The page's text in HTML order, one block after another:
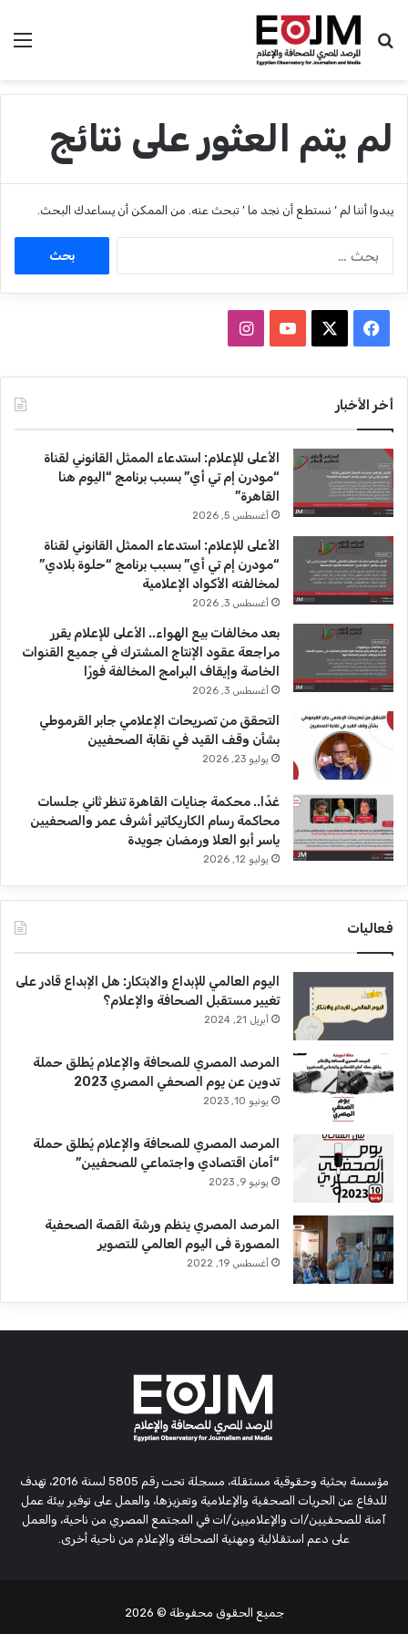
بحث عن
لم يتم العثور على نتائج
يبدوا أننا لم ’ نستطع أن نجد ما ’ تبحث عنه. من الممكن أن يساعدك البحث.
:
س
و
ك
T
u
b
e
ق
ا
م
أخر الأخبار
الأعلى للإعلام: استدعاء الممثل القانوني لقناة
“مودرن إم تي أي” بسبب برنامج “اليوم هنا
القاهرة”
أغسطس 5, 2026
الأعلى للإعلام: استدعاء الممثل القانوني لقناة
“مودرن إم تي أي” بسبب برنامج “حلوة بلادي”
لمخالفته الأكواد الإعلامية
أغسطس 3, 2026
بعد مخالفات بيع الهواء.. الأعلى للإعلام يقرر
مراجعة عقود الإنتاج المشترك في جميع القنوات
الخاصة وإيقاف البرامج المخالفة فورًا
أغسطس 3, 2026
التحقق من تصريحات الإعلامي جابر القرموطي
بشأن وقف القيد في نقابة الصحفيين
يوليو 23, 2026
غدًا.. محكمة جنايات القاهرة تنظر ثاني جلسات
محاكمة رسام الكاريكاتير أشرف عمر والصحفيين
ياسر أبو العلا ورمضان جويدة
يوليو 12, 2026
فعاليات
اليوم العالمي للإبداع والابتكار: هل الإبداع قادر على
تغيير مستقبل الصحافة والإعلام؟
أبريل 21, 2024
المرصد المصري للصحافة والإعلام يُطلق حملة
تدوين عن يوم الصحفي المصري 2023
يونيو 10, 2023
المرصد المصري للصحافة والإعلام يُطلق حملة
“أمان اقتصادي واجتماعي للصحفيين”
يونيو 9, 2023
المرصد المصري ينظم ورشة القصة الصحفية
المصورة فى اليوم العالمي للتصوير
أغسطس 19, 2022
مؤسسة بحثية وحقوقية مستقلة، مسجلة تحت رقم 5805 لسنة 2016، تهدف
للدفاع عن الحريات الصحفية والإعلامية وتعزيزها، والعمل على توفير بيئة عمل
آمنة للصحفيين/ات والإعلاميين/ات في المجتمع المصري من ناحية، والعمل
على دعم استقلالية ومهنية الصحافة والإعلام من ناحية أخرى.
جميع الحقوق محفوظة © 2026